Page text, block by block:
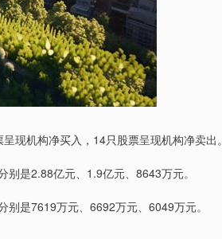
现机构净买入，14只股票呈现机构净卖出。
是2.88亿元、1.9亿元、8643万元。
是7619万元、6692万元、6049万元。
证50 1122.88 3.42